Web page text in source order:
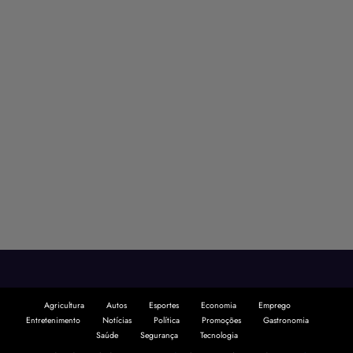
Agricultura Autos Esportes Economia
Emprego
Entretenimento
Notícias Política Promoções
Gastronomia
Saúde
Segurança
Tecnologia